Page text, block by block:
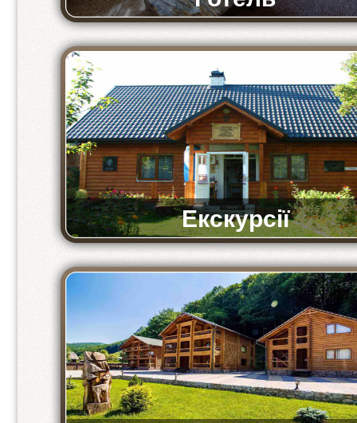
Комфортні та просторі номери
Екскурсії
Ми пропонуємо відвідати музеї та історичні